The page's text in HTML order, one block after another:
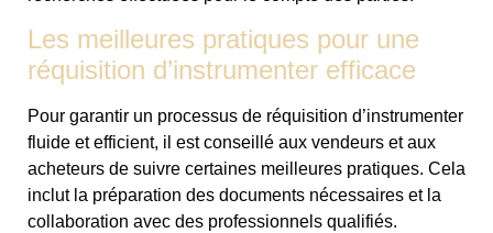
Les meilleures pratiques pour une
réquisition d’instrumenter efficace
Pour garantir un processus de réquisition d’instrumenter
fluide et efficient, il est conseillé aux vendeurs et aux
acheteurs de suivre certaines meilleures pratiques. Cela
inclut la préparation des documents nécessaires et la
collaboration avec des professionnels qualifiés.